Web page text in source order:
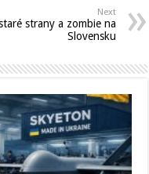
Next
strany a zombie na
Slovensku